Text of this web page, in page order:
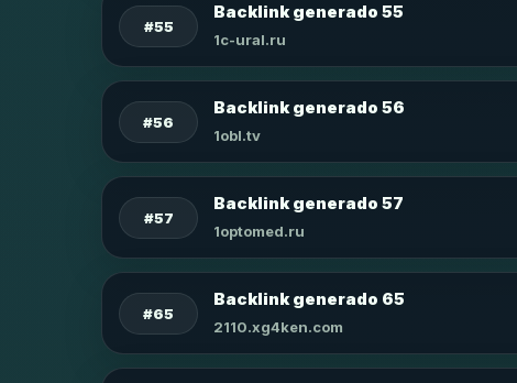
#55
Backlink generado 55
1c-ural.ru
#56
Backlink generado 56
1obl.tv
#57
Backlink generado 57
1optomed.ru
#65
Backlink generado 65
2110.xg4ken.com